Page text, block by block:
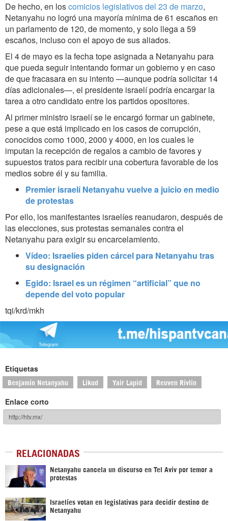
De hecho, en loscomicios legislativos del 23 de marzo,
Netanyahu no logró una mayoría mínima de 61 escaños en
un parlamento de 120, de momento, y solo llega a 59
escaños, incluso con el apoyo de sus aliados.
El 4 de mayo es la fecha tope asignada a Netanyahu para
que pueda seguir intentando formar un gobierno y en caso
de que fracasara en su intento —aunque podría solicitar 14
días adicionales—, el presidente israelí podría encargar la
tarea a otro candidato entre los partidos opositores.
Al primer ministro israelí se le encargó formar un gabinete,
pese a que está implicado en los casos de corrupción,
conocidos como 1000, 2000 y 4000, en los cuales le
imputan la recepción de regalos a cambio de favores y
supuestos tratos para recibir una cobertura favorable de los
medios sobre él y su familia.
Premier israelí Netanyahu vuelve a juicio en medio
de protestas
Por ello, los manifestantes israelíes reanudaron, después de
las elecciones, sus protestas semanales contra el
Netanyahu para exigir su encarcelamiento.
Vídeo: Israelíes piden cárcel para Netanyahu tras
su designación
Egido: Israel es un régimen “artificial” que no
depende del voto popular
tqi/krd/mkh
Etiquetas
Benjamín Netanyahu Likud Yair Lapid Reuven Rivlin
Enlace corto
RELACIONADAS
Netanyahu cancela un discurso en Tel Aviv por temor a
protestas
Israelíes votan en legislativas para decidir destino de
Netanyahu